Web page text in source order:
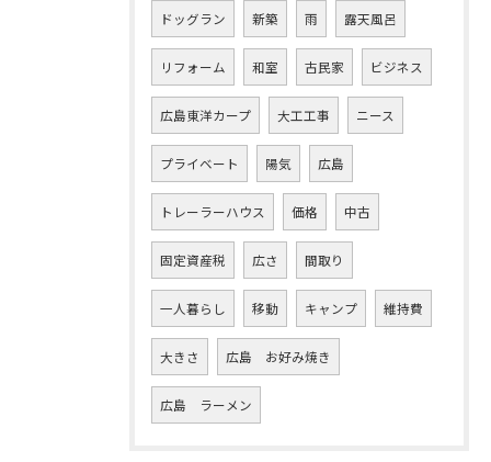
ドッグラン 新築 雨 露天風呂
リフォーム 和室 古民家 ビジネス
広島東洋カープ 大工工事 ニース
プライベート 陽気 広島
トレーラーハウス 価格 中古
固定資産税 広さ 間取り
一人暮らし 移動 キャンプ 維持費
大きさ 広島 お好み焼き
広島 ラーメン